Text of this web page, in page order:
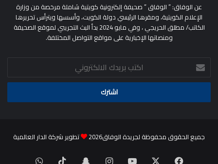
عن الوفاق: ” الوفاق ” صحيفة إلكترونية كويتية شاملة مرخصة من وزارة
الإعلام الكويتية، ومقرها الرئيسي دولة الكويت، وأسسها ويترأس تحريرها
الكاتب/ مطلق الحريجي ، وفي مايو 2024 بدأ البث التجريبي لموقع الصحيفة
ومنصاتها الإخبارية على مواقع التواصل المختلفة.
اكتب
بريدك
الالكتروني
جميع الحقوق محفوظة لجريدة الوفاق2026 تطوير شركة الدار العالمية
فيسبوك ‫YouTubeانستقرامسناب ‫TikTokواتساب